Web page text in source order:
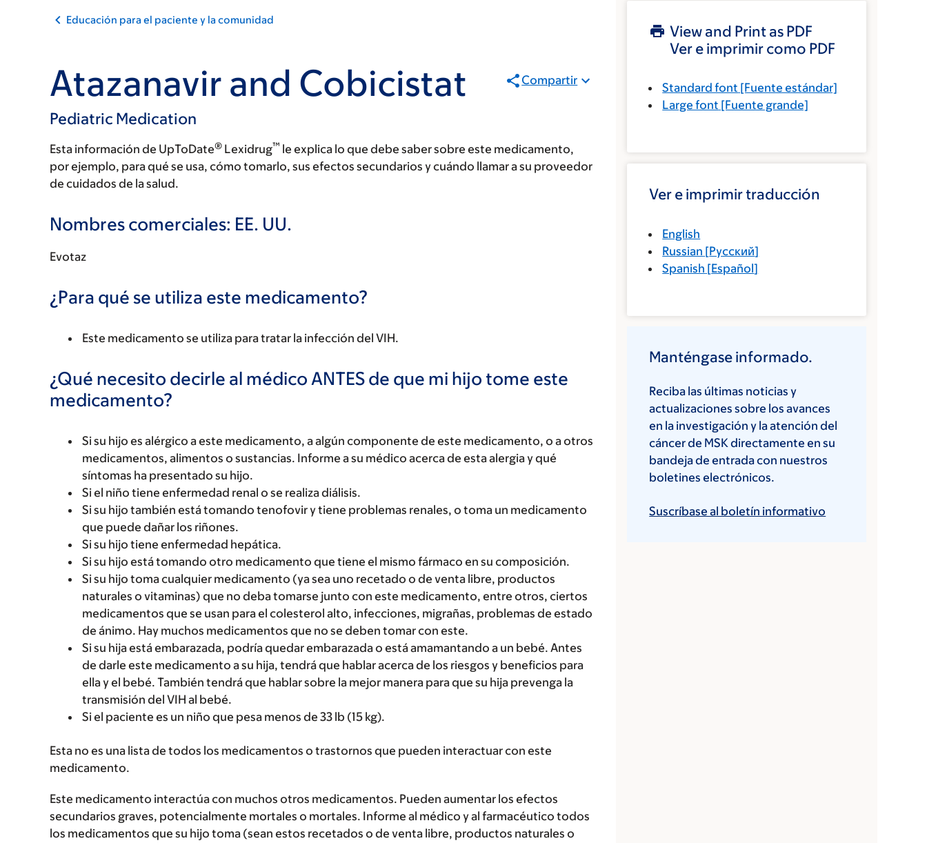
Educación para el paciente y la comunidad
Atazanavir and Cobicistat
Pediatric Medication
Compartir
Esta información de UpToDate® Lexidrug™ le explica lo que debe saber sobre este medicamento,
por ejemplo, para qué se usa, cómo tomarlo, sus efectos secundarios y cuándo llamar a su proveedor
de cuidados de la salud.
Nombres comerciales: EE. UU.
Evotaz
¿Para qué se utiliza este medicamento?
Este medicamento se utiliza para tratar la infección del VIH.
¿Qué necesito decirle al médico ANTES de que mi hijo tome este
medicamento?
Si su hijo es alérgico a este medicamento, a algún componente de este medicamento, o a otros
medicamentos, alimentos o sustancias. Informe a su médico acerca de esta alergia y qué
síntomas ha presentado su hijo.
Si el niño tiene enfermedad renal o se realiza diálisis.
Si su hijo también está tomando tenofovir y tiene problemas renales, o toma un medicamento
que puede dañar los riñones.
Si su hijo tiene enfermedad hepática.
Si su hijo está tomando otro medicamento que tiene el mismo fármaco en su composición.
Si su hijo toma cualquier medicamento (ya sea uno recetado o de venta libre, productos
naturales o vitaminas) que no deba tomarse junto con este medicamento, entre otros, ciertos
medicamentos que se usan para el colesterol alto, infecciones, migrañas, problemas de estado
de ánimo. Hay muchos medicamentos que no se deben tomar con este.
Si su hija está embarazada, podría quedar embarazada o está amamantando a un bebé. Antes
de darle este medicamento a su hija, tendrá que hablar acerca de los riesgos y beneficios para
ella y el bebé. También tendrá que hablar sobre la mejor manera para que su hija prevenga la
transmisión del VIH al bebé.
Si el paciente es un niño que pesa menos de 33 lb (15 kg).
Esta no es una lista de todos los medicamentos o trastornos que pueden interactuar con este
medicamento.
Este medicamento interactúa con muchos otros medicamentos. Pueden aumentar los efectos
secundarios graves, potencialmente mortales o mortales. Informe al médico y al farmacéutico todos
los medicamentos que su hijo toma (sean estos recetados o de venta libre, productos naturales o
View and Print as PDF
Ver e imprimir como PDF
Standard font [Fuente estándar]
Large font [Fuente grande]
Ver e imprimir traducción
English
Russian [Русский]
Spanish [Español]
Manténgase informado.
Reciba las últimas noticias y
actualizaciones sobre los avances
en la investigación y la atención del
cáncer de MSK directamente en su
bandeja de entrada con nuestros
boletines electrónicos.
Suscríbase al boletín informativo